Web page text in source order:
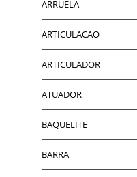
ARRUELA
ARTICULACAO
ARTICULADOR
ATUADOR
BAQUELITE
BARRA